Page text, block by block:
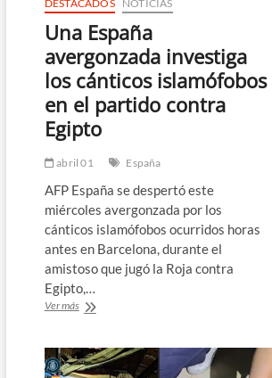
DESTACADOS NOTICIAS
Una España
avergonzada investiga
los cánticos islamófobos
en el partido contra
Egipto
abril 01 España
AFP España se despertó este
miércoles avergonzada por los
cánticos islamófobos ocurridos horas
antes en Barcelona, durante el
amistoso que jugó la Roja contra
Egipto,…
Ver másUna
investiga
los